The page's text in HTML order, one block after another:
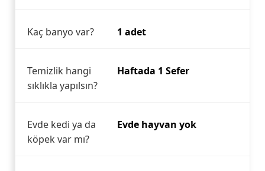
Kaç banyo var? 1 adet
Temizlik hangi
sıklıkla yapılsın?
Haftada 1 Sefer
Evde kedi ya da
köpek var mı?
Evde hayvan yok